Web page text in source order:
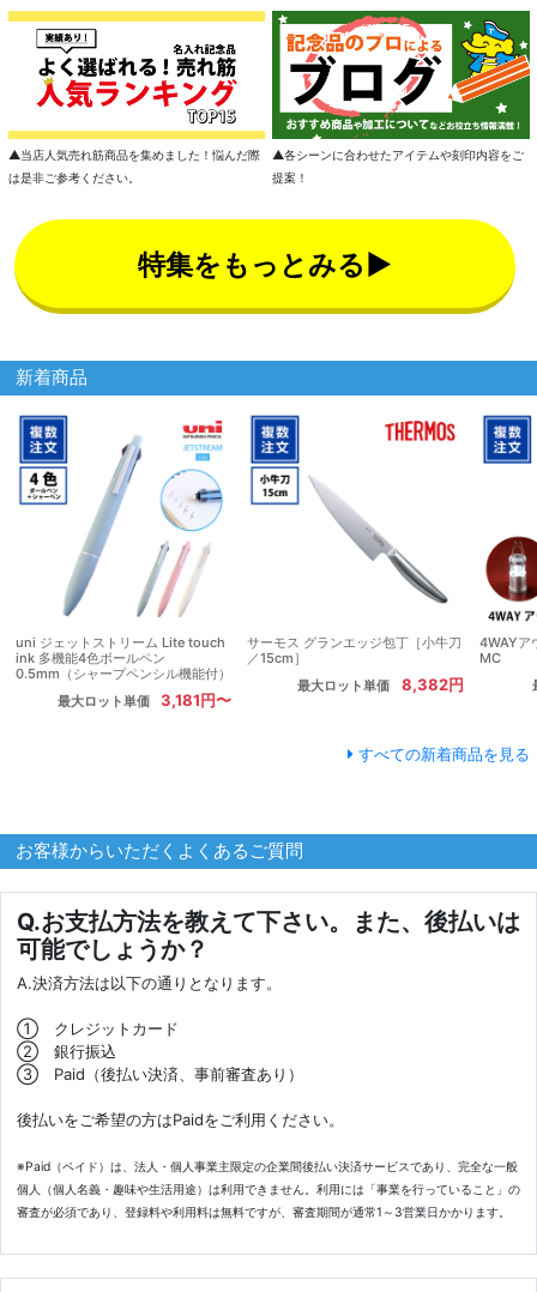
▲当店人気売れ筋商品を集めました！悩んだ際
は是非ご参考ください。
▲各シーンに合わせたアイテムや刻印内容をご
提案！
特集をもっとみる▶
新着商品
uni ジェットストリーム Lite touch
ink 多機能4色ボールペン
0.5mm（シャープペンシル機能付）
最大ロット単価
3,181円〜
サーモス グランエッジ包丁［小牛刀
／15cm］
最大ロット単価
8,382円
4WAYア
MC
すべての新着商品を見る
お客様からいただくよくあるご質問
Q.お支払方法を教えて下さい。また、後払いは
可能でしょうか？
A.決済方法は以下の通りとなります。
① クレジットカード
② 銀行振込
③ Paid（後払い決済、事前審査あり）
後払いをご希望の方はPaidをご利用ください。
※Paid（ペイド）は、法人・個人事業主限定の企業間後払い決済サービスであり、完全な一般
個人（個人名義・趣味や生活用途）は利用できません。利用には「事業を行っていること」の
審査が必須であり、登録料や利用料は無料ですが、審査期間が通常1～3営業日かかります。